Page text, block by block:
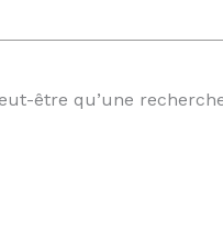
être qu’une